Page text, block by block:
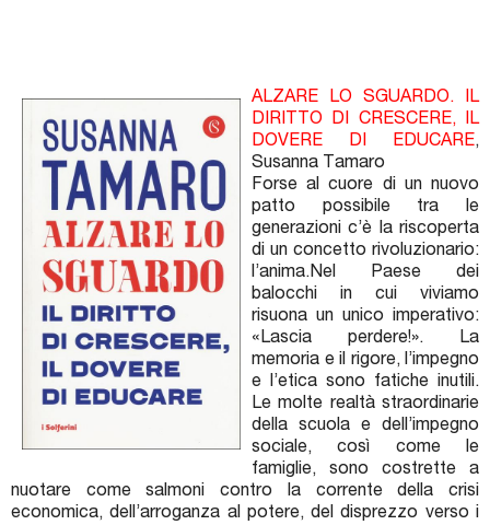
ALZARE LO SGUARDO. IL
DIRITTO DI CRESCERE, IL
DOVERE DI EDUCARE,
Susanna Tamaro
Forse al cuore di un nuovo
patto possibile tra le
generazioni c’è la riscoperta
di un concetto rivoluzionario:
l’anima.Nel Paese dei
balocchi in cui viviamo
risuona un unico imperativo:
«Lascia perdere!». La
memoria e il rigore, l’impegno
e l’etica sono fatiche inutili.
Le molte realtà straordinarie
della scuola e dell’impegno
sociale, così come le
famiglie, sono costrette a
nuotare come salmoni contro la corrente della crisi
economica, dell’arroganza al potere, del disprezzo verso i